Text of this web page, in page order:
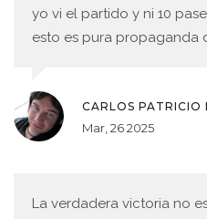
yo vi el partido y ni 10
esto es pura propaganda
CARLOS PATRICIO
Mar, 26 2025
La verdadera victoria no